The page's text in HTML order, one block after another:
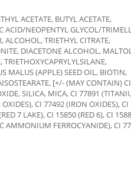
ACETATE, BUTYL ACETATE,
ACID/NEOPENTYL GLYCOL/
ALCOHOL, TRIETHYL CITRATE,
DIACETONE ALCOHOL,
MALUS (APPLE) SEED OIL, BIOTIN,
[+/- (MAY CONTAIN)
SILICA, MICA, CI 77891
CI 77492 (IRON OXIDES),
7 LAKE), CI 15850 (RED 6), CI
AMMONIUM FERROCYANIDE), CI